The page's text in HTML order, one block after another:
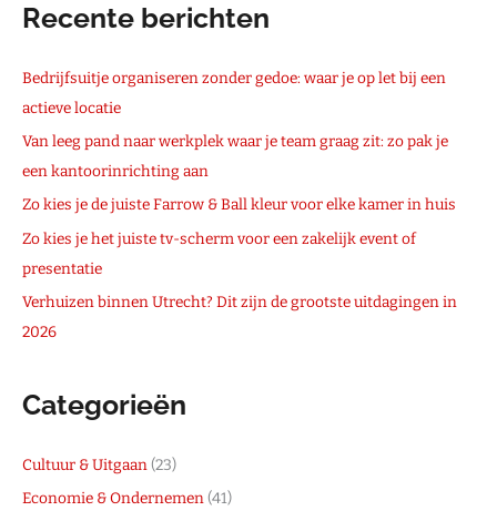
Recente berichten
Bedrijfsuitje organiseren zonder gedoe: waar je op let bij een
actieve locatie
Van leeg pand naar werkplek waar je team graag zit: zo pak je
een kantoorinrichting aan
Zo kies je de juiste Farrow & Ball kleur voor elke kamer in huis
Zo kies je het juiste tv-scherm voor een zakelijk event of
presentatie
Verhuizen binnen Utrecht? Dit zijn de grootste uitdagingen in
2026
Categorieën
Cultuur & Uitgaan(23)
Economie & Ondernemen(41)